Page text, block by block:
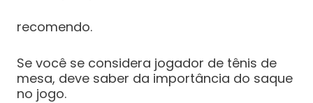
recomendo.
Se você se considera jogador de tênis de
mesa, deve saber da importância do saque
no jogo.